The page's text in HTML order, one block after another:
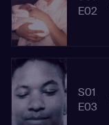
E02
S01
E03